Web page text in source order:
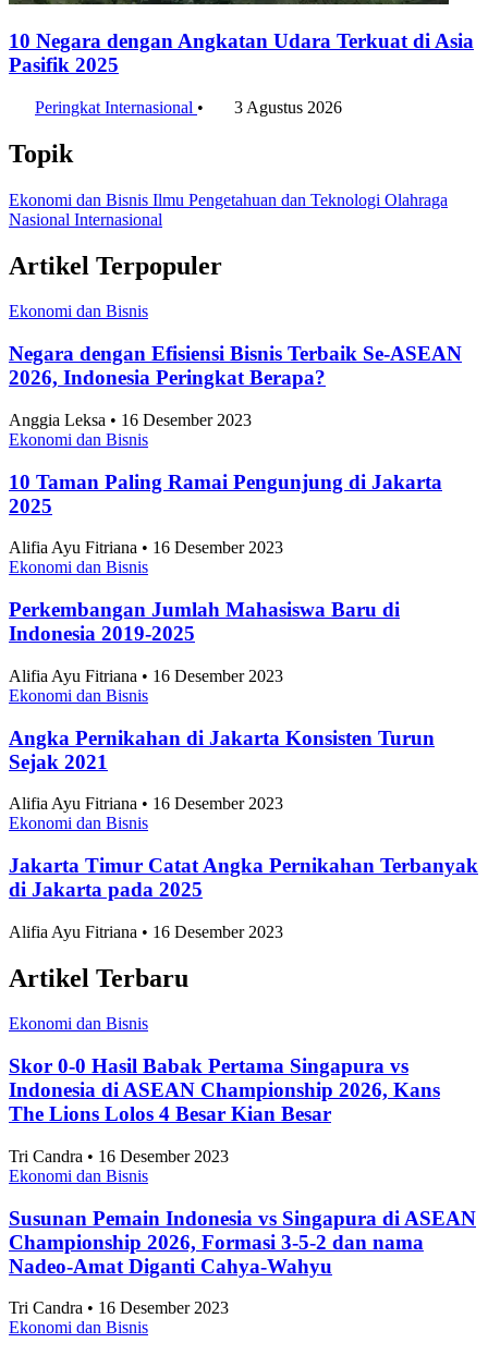
10 Negara dengan Angkatan Udara Terkuat di Asia
Pasifik 2025
Peringkat Internasional • 3 Agustus 2026
Topik
Ekonomi dan Bisnis Ilmu Pengetahuan dan Teknologi Olahraga
Nasional Internasional
Artikel Terpopuler
Ekonomi dan Bisnis
Negara dengan Efisiensi Bisnis Terbaik Se-ASEAN
2026, Indonesia Peringkat Berapa?
Anggia Leksa • 16 Desember 2023
Ekonomi dan Bisnis
10 Taman Paling Ramai Pengunjung di Jakarta
2025
Alifia Ayu Fitriana • 16 Desember 2023
Ekonomi dan Bisnis
Perkembangan Jumlah Mahasiswa Baru di
Indonesia 2019-2025
Alifia Ayu Fitriana • 16 Desember 2023
Ekonomi dan Bisnis
Angka Pernikahan di Jakarta Konsisten Turun
Sejak 2021
Alifia Ayu Fitriana • 16 Desember 2023
Ekonomi dan Bisnis
Jakarta Timur Catat Angka Pernikahan Terbanyak
di Jakarta pada 2025
Alifia Ayu Fitriana • 16 Desember 2023
Artikel Terbaru
Ekonomi dan Bisnis
Skor 0-0 Hasil Babak Pertama Singapura vs
Indonesia di ASEAN Championship 2026, Kans
The Lions Lolos 4 Besar Kian Besar
Tri Candra • 16 Desember 2023
Ekonomi dan Bisnis
Susunan Pemain Indonesia vs Singapura di ASEAN
Championship 2026, Formasi 3-5-2 dan nama
Nadeo-Amat Diganti Cahya-Wahyu
Tri Candra • 16 Desember 2023
Ekonomi dan Bisnis